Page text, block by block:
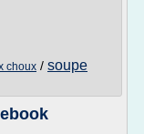
choux / soupe